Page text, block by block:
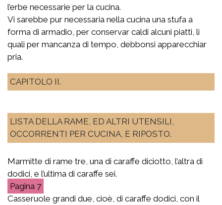
l’erbe necessarie per la cucina.
Vi sarebbe pur necessaria nella cucina una stufa a
forma di armadio, per conservar caldi alcuni piatti, li
quali per mancanza di tempo, debbonsi apparecchiar
pria.
CAPITOLO II.
LISTA DELLA RAME, ED ALTRI UTENSILI,
OCCORRENTI PER CUCINA, E RIPOSTO.
Marmitte di rame tre, una di caraffe diciotto, l’altra di
dodici, e l’ultima di caraffe sei.
7
Casseruole grandi due, cioè, di caraffe dodici, con il